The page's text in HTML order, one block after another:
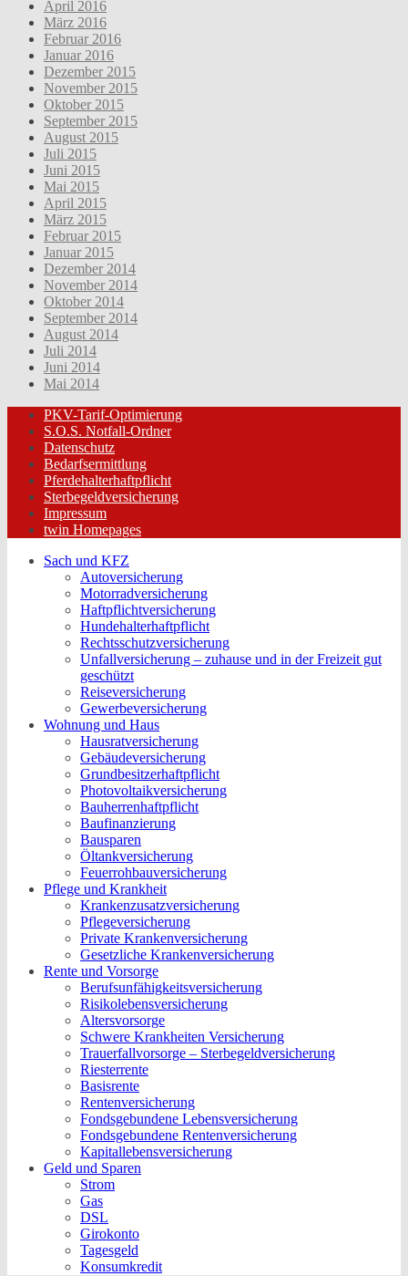
April 2016
März 2016
Februar 2016
Januar 2016
Dezember 2015
November 2015
Oktober 2015
September 2015
August 2015
Juli 2015
Juni 2015
Mai 2015
April 2015
März 2015
Februar 2015
Januar 2015
Dezember 2014
November 2014
Oktober 2014
September 2014
August 2014
Juli 2014
Juni 2014
Mai 2014
PKV-Tarif-Optimierung
S.O.S. Notfall-Ordner
Datenschutz
Bedarfsermittlung
Pferdehalterhaftpflicht
Sterbegeldversicherung
Impressum
twin Homepages
Sach und KFZ
Autoversicherung
Motorradversicherung
Haftpflichtversicherung
Hundehalterhaftpflicht
Rechtsschutzversicherung
Unfallversicherung – zuhause und in der Freizeit gut
geschützt
Reiseversicherung
Gewerbeversicherung
Wohnung und Haus
Hausratversicherung
Gebäudeversicherung
Grundbesitzerhaftpflicht
Photovoltaikversicherung
Bauherrenhaftpflicht
Baufinanzierung
Bausparen
Öltankversicherung
Feuerrohbauversicherung
Pflege und Krankheit
Krankenzusatzversicherung
Pflegeversicherung
Private Krankenversicherung
Gesetzliche Krankenversicherung
Rente und Vorsorge
Berufs­unfähigkeitsversicherung
Risikolebensversicherung
Altersvorsorge
Schwere Krankheiten Versicherung
Trauerfallvorsorge – Sterbegeldversicherung
Riesterrente
Basisrente
Rentenversicherung
Fondsgebundene Lebensversicherung
Fondsgebundene Rentenversicherung
Kapitallebensversicherung
Geld und Sparen
Strom
Gas
DSL
Girokonto
Tagesgeld
Konsumkredit